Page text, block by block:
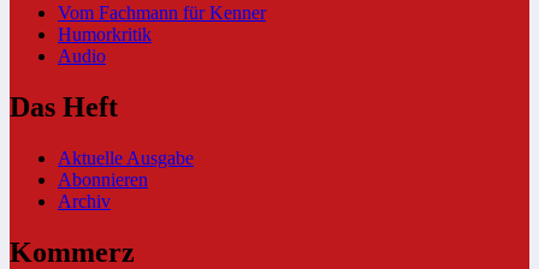
Vom Fachmann für Kenner
Humorkritik
Audio
Das Heft
Aktuelle Ausgabe
Abonnieren
Archiv
Kommerz